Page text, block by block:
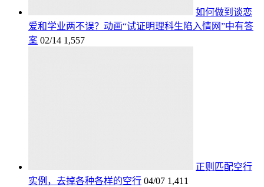
如何做到谈恋
爱和学业两不误？动画“试证明理科生陷入情网”中有答
案 02/14 1,557
正则匹配空行
实例，去掉各种各样的空行 04/07 1,411